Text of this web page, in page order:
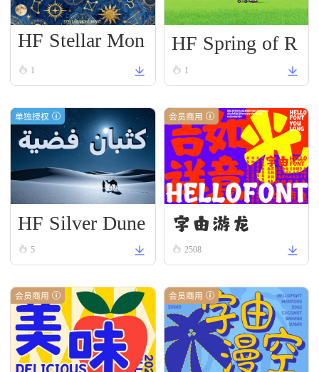
HF Stellar Mon
ument
1
HF Spring of R
enewal
1
单独授权
HF Silver Dune
5
会员商用
字由游龙
2508
会员商用 会员商用